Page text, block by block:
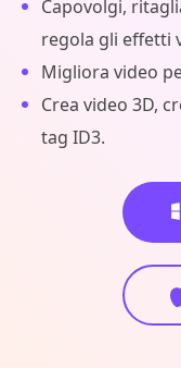
Capovolgi,
regola gli effetti
Migliora video
Crea video 3D,
tag ID3.